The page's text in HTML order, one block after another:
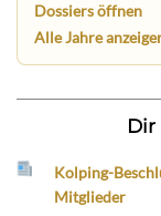
Dossiers öffnen
Alle Jahre
Kolping-
Mitglieder